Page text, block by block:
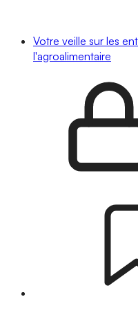
Votre veille sur les
l'agroalimentaire